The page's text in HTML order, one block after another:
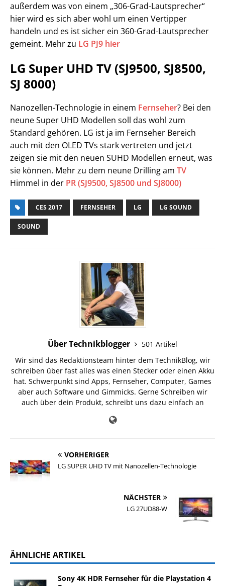
außerdem was von einem „306-Grad-Lautsprecher“
hier wird es sich aber wohl um einen Vertipper
handeln und es ist sicher ein 360-Grad-Lautsprecher
gemeint. Mehr zu LG PJ9 hier
LG Super UHD TV (SJ9500, SJ8500,
SJ 8000)
Nanozellen-Technologie in einem Fernseher? Bei den
neune Super UHD Modellen soll das wohl zum
Standard gehören. LG ist ja im Fernseher Bereich
auch mit den OLED TVs stark vertreten und jetzt
zeigen sie mit den neuen SUHD Modellen erneut, was
sie können. Mehr zu dem neune Drilling am TV
Himmel in der PR (SJ9500, SJ8500 und SJ8000)
CES 2017 FERNSEHER LG LG SOUND
SOUND
Über Technikblogger
501 Artikel
Wir sind das Redaktionsteam hinter dem TechnikBlog, wir
schreiben über fast alles was einen Stecker oder einen Akku
hat. Schwerpunkt sind Apps, Fernseher, Computer, Games
aber auch Software und Gimmicks. Gerne Schreiben wir
auch über dein Produkt, schreibt uns dazu einfach an
VORHERIGER
LG SUPER UHD TV mit Nanozellen-Technologie
NÄCHSTER
LG 27UD88-W
ÄHNLICHE ARTIKEL
Sony 4K HDR Fernseher für die Playstation 4